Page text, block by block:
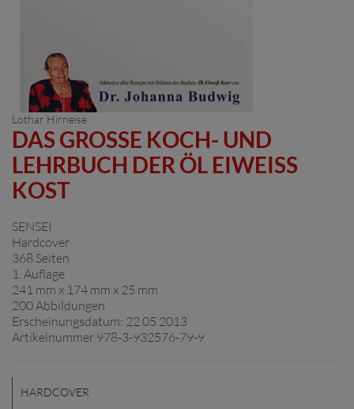
Lothar Hirneise
DAS GROSSE KOCH- UND L
EHRBUCH DER ÖL EIWEISS KO
ST
SENSEI
Hardcover
368 Seiten
1. Auflage
241 mm x 174 mm x 25 mm
200 Abbildungen
Erscheinungsdatum: 22.05.2013
Artikelnummer 978-3-932576-79-9
HARDCOVER